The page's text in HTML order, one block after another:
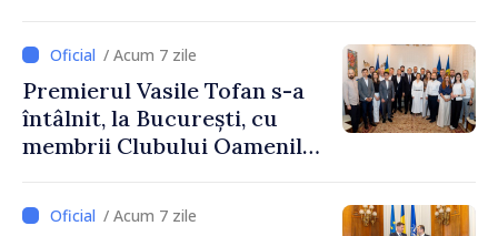
/ Acum 7 zile
Premierul Vasile Tofan s-a
întâlnit, la București, cu
membrii Clubului Oamenilor
/ Acum 7 zile